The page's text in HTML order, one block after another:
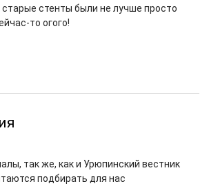
стенты были не лучше просто
то огого!
так же, как и Урюпинский вестник
подбирать для нас